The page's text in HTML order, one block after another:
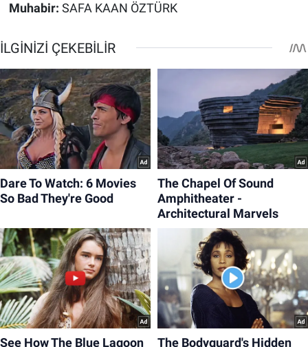
Muhabir: SAFA KAAN ÖZTÜRK